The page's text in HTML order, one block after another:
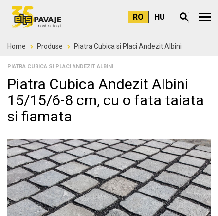
RO HU Meniu
Home Produse Piatra Cubica si Placi Andezit Albini
PIATRA CUBICA SI PLACI ANDEZIT ALBINI
Piatra Cubica Andezit Albini
15/15/6-8 cm, cu o fata taiata
si fiamata